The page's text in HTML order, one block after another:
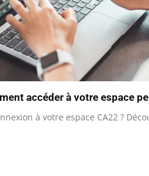
accéder à votre espace
à votre espace CA22 ?